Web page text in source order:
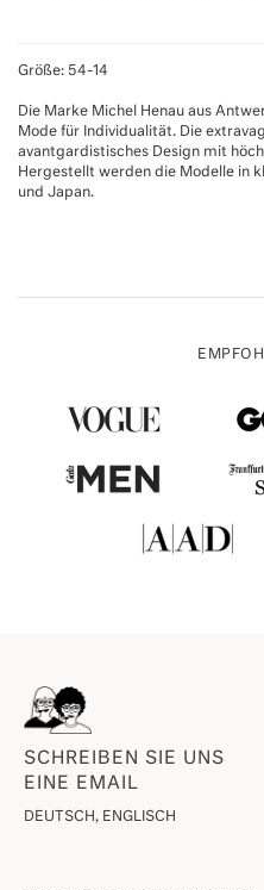
Größe: 54-14
Die Marke Michel Henau aus
Mode für Individualität. Die
avantgardistisches Design mit
Hergestellt werden die Modelle in
und Japan.
SCHREIBEN SIE UNS
EINE EMAIL
DEUTSCH, ENGLISCH